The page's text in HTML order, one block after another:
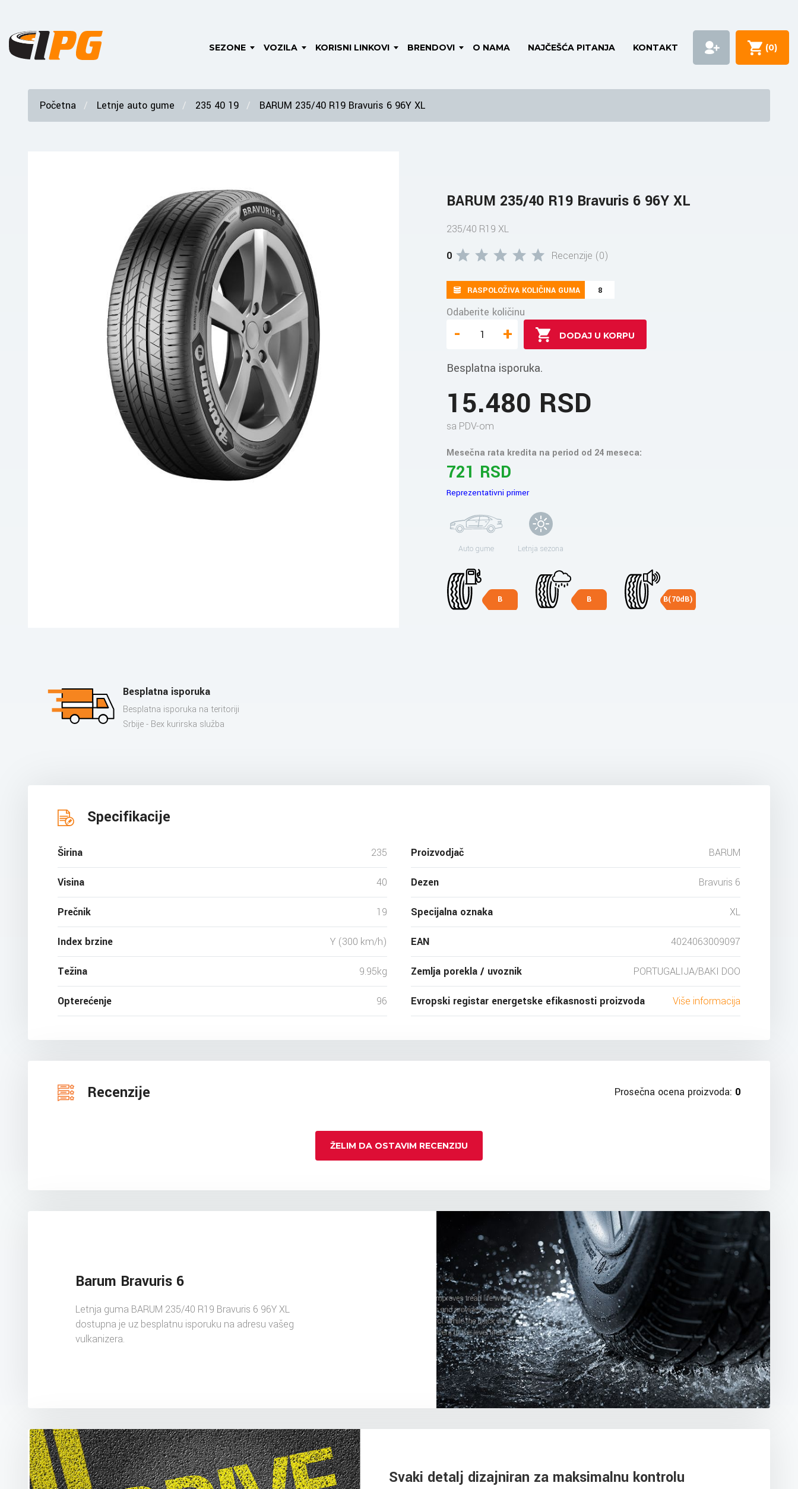
SEZONE VOZILA KORISNI LINKOVI BRENDOVI O NAMA NAJČEŠĆA PITANJA KONTAKT (0)
Početna Letnje auto gume 235 40 19 BARUM 235/40 R19 Bravuris 6 96Y XL
BARUM 235/40 R19 Bravuris 6 96Y XL
235/40 R19 XL
0
Recenzije (0)
RASPOLOŽIVA KOLIČINA GUMA 8
Odaberite količinu
- +
Besplatna isporuka.
15.480 RSD
sa PDV-om
Mesečna rata kredita na period od 24 meseca:
721 RSD
Reprezentativni primer
Auto gume Letnja sezona
B B B(70dB)
Besplatna isporuka
Besplatna isporuka na teritoriji
Srbije - Bex kurirska služba
Specifikacije
Širina 235
Visina 40
Prečnik 19
Index brzine Y (300 km/h)
Težina 9.95kg
Opterećenje 96
Proizvodjač BARUM
Dezen Bravuris 6
Specijalna oznaka XL
EAN 4024063009097
Zemlja porekla / uvoznik PORTUGALIJA/BAKI DOO
Evropski registar energetske efikasnosti proizvoda Više informacija
Recenzije Prosečna ocena proizvoda: 0
ŽELIM DA OSTAVIM RECENZIJU
Barum Bravuris 6
Letnja guma BARUM 235/40 R19 Bravuris 6 96Y XL
dostupna je uz besplatnu isporuku na adresu vašeg
vulkanizera.
Svaki detalj dizajniran za maksimalnu kontrolu